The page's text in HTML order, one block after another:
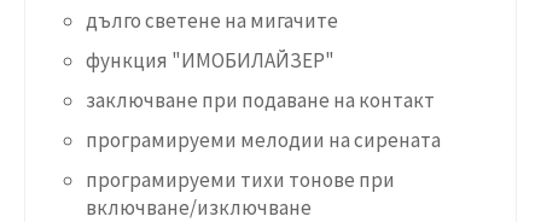
дълго светене на мигачите
функция "ИМОБИЛАЙЗЕР"
заключване при подаване на контакт
програмируеми мелодии на сирената
програмируеми тихи тонове при
включване/изключване